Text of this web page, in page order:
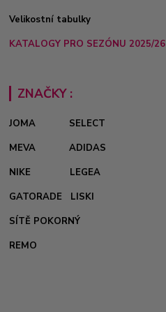
Velikostní tabulky
KATALOGY PRO SEZÓNU 2025/26
ZNAČKY :
JOMA
SELECT
MEVA
ADIDAS
NIKE
LEGEA
GATORADE
LISKI
SÍTĚ POKORNÝ
REMO